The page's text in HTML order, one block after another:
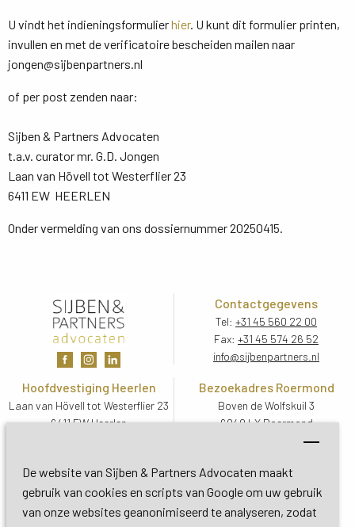
De website van Sijben & Partners Advocaten maakt
gebruik van cookies en scripts van Google om uw gebruik
van onze websites geanonimiseerd te analyseren, zodat
U vindt het indieningsformulierhier. U kunt dit formulier printen,
invullen en met de verificatoire bescheiden mailen naar
jongen@sijbenpartners.nl
of per post zenden naar:
Sijben & Partners Advocaten
t.a.v. curator mr. G.D. Jongen
Laan van Hövell tot Westerflier 23
6411 EW HEERLEN
Onder vermelding van ons dossiernummer 20250415.
Contactgegevens
Tel: +31 45 560 22 00
Fax: +31 45 574 26 52
info@sijbenpartners.nl
Hoofdvestiging Heerlen
Laan van Hövell tot Westerflier 23
6411 EW Heerlen
Bezoekadres Roermond
Boven de Wolfskuil 3
6049 LX Roermond
Routebeschrijving
Bezoekadres De Bilt
Soestdijkseweg Zuid 13
3732 HC De Bilt (Utrecht)